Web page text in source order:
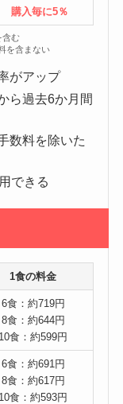
購入毎に5％
含む
を含まない
がアップ
ら過去6か月間
数料を除いた
できる
1食の料金
6食：約719円
8食：約644円
10食：約599円
6食：約691円
8食：約617円
10食：約593円